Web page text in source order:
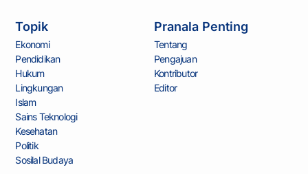
Topik
Ekonomi
Pendidikan
Hukum
Lingkungan
Islam
Sains Teknologi
Kesehatan
Politik
Sosilal Budaya
Pranala Penting
Tentang
Pengajuan
Kontributor
Editor